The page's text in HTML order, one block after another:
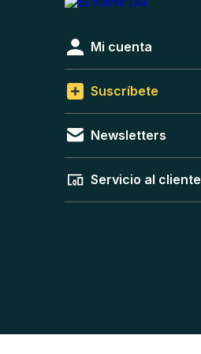
Mi cuenta
Suscríbete
Newsletters
Servicio al cliente